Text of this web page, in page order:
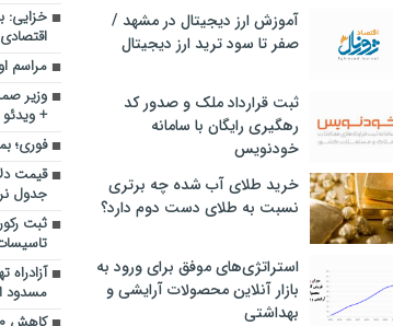
آموزش ارز دیجیتال در مشهد /
صفر تا سود ترید ارز دیجیتال
ثبت قرارداد ملک و صدور کد
رهگیری رایگان با سامانه
خودنویس
خرید طلای آب شده چه برتری
نسبت به طلای دست دوم دارد؟
استراتژی‌های موفق برای ورود به
بازار آنلاین محصولات آرایشی و
بهداشتی
مراسم
وزیر
+ ویدئو
فوری؛
جدول
ثبت
مسدود